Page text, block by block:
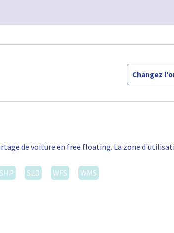
Changez
de voiture en free floating. La zone
SHP SLD WFS WMS